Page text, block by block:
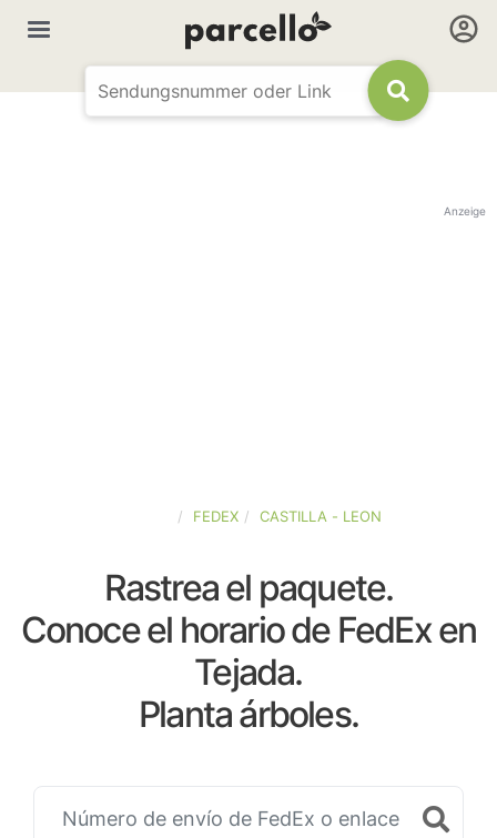
Anzeige
FEDEX CASTILLA - LEON
Rastrea el paquete.
Conoce el horario de FedEx en
Tejada.
Planta árboles.